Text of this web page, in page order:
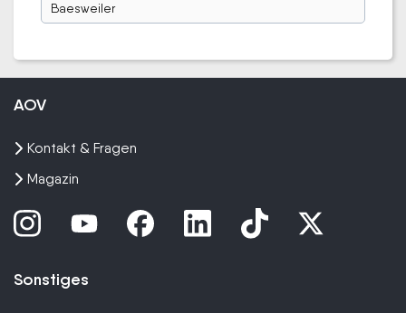
Baesweiler
AOV
Kontakt & Fragen
Magazin
Sonstiges